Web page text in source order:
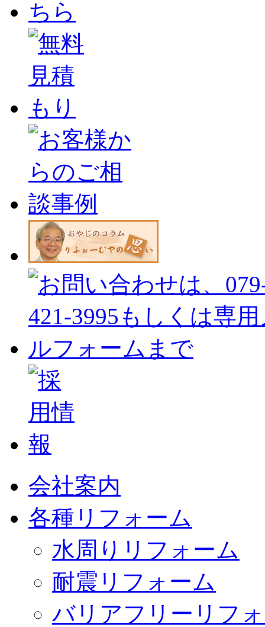
会社案内
各種リフォーム
水周りリフォーム
耐震リフォーム
バリアフリーリフ